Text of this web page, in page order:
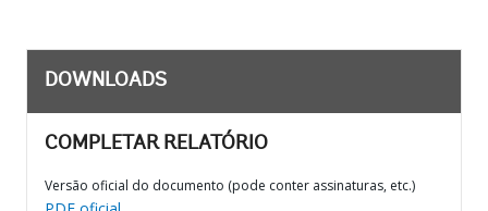
DOWNLOADS
COMPLETAR RELATÓRIO
Versão oficial do documento (pode conter assinaturas, etc.)